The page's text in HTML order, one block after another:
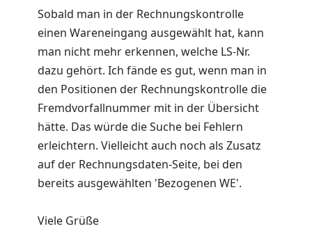
Sobald man in der Rechnungskontrolle
einen Wareneingang ausgewählt hat, kann
man nicht mehr erkennen, welche LS-Nr.
dazu gehört. Ich fände es gut, wenn man in
den Positionen der Rechnungskontrolle die
Fremdvorfallnummer mit in der Übersicht
hätte. Das würde die Suche bei Fehlern
erleichtern. Vielleicht auch noch als Zusatz
auf der Rechnungsdaten-Seite, bei den
bereits ausgewählten 'Bezogenen WE'.
Viele Grüße